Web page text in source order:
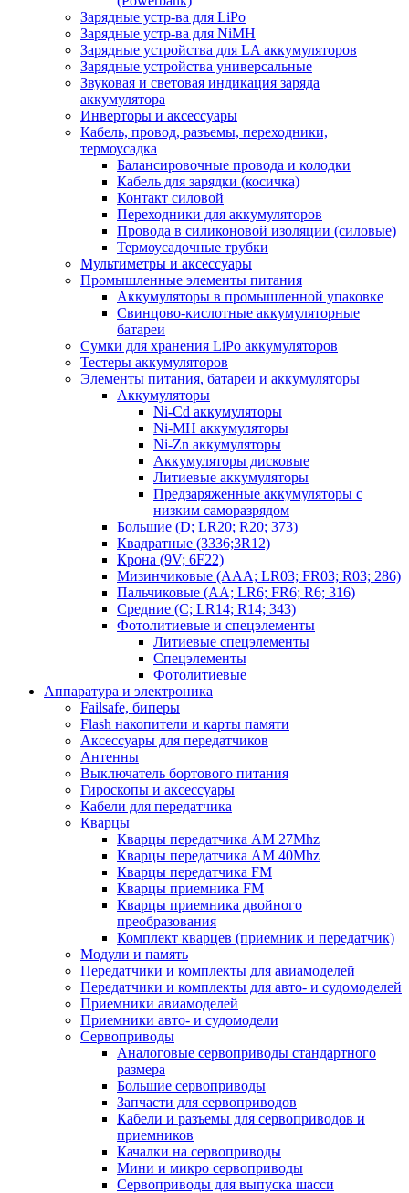
Зарядные устр-ва для LiPo
Зарядные устр-ва для NiMH
Зарядные устройства для LA аккумуляторов
Зарядные устройства универсальные
Звуковая и световая индикация заряда
аккумулятора
Инверторы и аксессуары
Кабель, провод, разъемы, переходники,
термоусадка
Балансировочные провода и колодки
Кабель для зарядки (косичка)
Контакт силовой
Переходники для аккумуляторов
Провода в силиконовой изоляции (силовые)
Термоусадочные трубки
Мультиметры и аксессуары
Промышленные элементы питания
Аккумуляторы в промышленной упаковке
Свинцово-кислотные аккумуляторные
батареи
Сумки для хранения LiPo аккумуляторов
Тестеры аккумуляторов
Элементы питания, батареи и аккумуляторы
Аккумуляторы
Ni-Cd аккумуляторы
Ni-MH аккумуляторы
Ni-Zn аккумуляторы
Аккумуляторы дисковые
Литиевые аккумуляторы
Предзаряженные аккумуляторы с
низким саморазрядом
Большие (D; LR20; R20; 373)
Квадратные (3336;3R12)
Крона (9V; 6F22)
Мизинчиковые (AAA; LR03; FR03; R03; 286)
Пальчиковые (AA; LR6; FR6; R6; 316)
Средние (C; LR14; R14; 343)
Фотолитиевые и спецэлементы
Литиевые спецэлементы
Спецэлементы
Фотолитиевые
Аппаратура и электроника
Failsafe, биперы
Flash накопители и карты памяти
Аксессуары для передатчиков
Антенны
Выключатель бортового питания
Гироскопы и аксессуары
Кабели для передатчика
Кварцы
Кварцы передатчика AM 27Mhz
Кварцы передатчика AM 40Mhz
Кварцы передатчика FM
Кварцы приемника FM
Кварцы приемника двойного
преобразования
Комплект кварцев (приемник и передатчик)
Модули и память
Передатчики и комплекты для авиамоделей
Передатчики и комплекты для авто- и судомоделей
Приемники авиамоделей
Приемники авто- и судомодели
Сервоприводы
Аналоговые сервоприводы стандартного
размера
Большие сервоприводы
Запчасти для сервоприводов
Кабели и разъемы для сервоприводов и
приемников
Качалки на сервоприводы
Мини и микро сервоприводы
Сервоприводы для выпуска шасси